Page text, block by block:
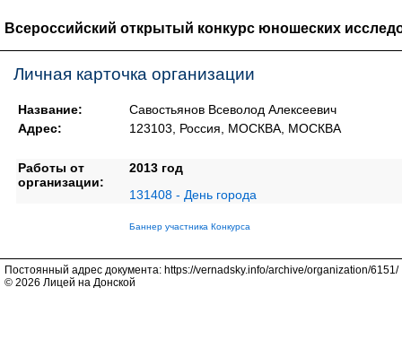
Всероссийский открытый конкурс юношеских
Личная карточка организации
Название:
Савостьянов Всеволод Алексеевич
Адрес:
123103, Россия, МОСКВА, МОСКВА
Работы от
организации:
2013 год
131408 - День города
Баннер участника Конкурса
Постоянный адрес документа: https://vernadsky.info/archive/organization/6151/
© 2026 Лицей на Донской